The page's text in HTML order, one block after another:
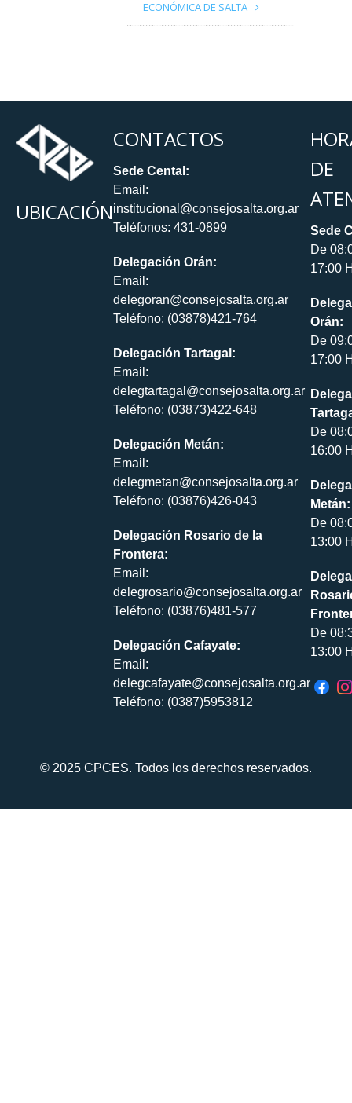
ECONÓMICA DE SALTA
UBICACIÓN
CONTACTOS
Sede Cental:
Email:
institucional@consejosalta.org.ar
Teléfonos: 431-0899
Delegación Orán:
Email:
delegoran@consejosalta.org.ar
Teléfono: (03878)421-764
Delegación Tartagal:
Email:
delegtartagal@consejosalta.org.ar
Teléfono: (03873)422-648
Delegación Metán:
Email:
delegmetan@consejosalta.org.ar
Teléfono: (03876)426-043
Delegación Rosario de la
Frontera:
Email:
delegrosario@consejosalta.org.ar
Teléfono: (03876)481-577
Delegación Cafayate:
Email:
delegcafayate@consejosalta.org.ar
Teléfono: (0387)5953812
DE
Sede
De
17:00
Orán:
De
17:00
De
16:00
Metán:
De
13:00
De
13:00
© 2025 CPCES. Todos los derechos reservados.